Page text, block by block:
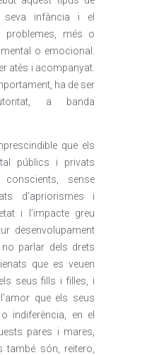
seva infància i el
problemes, més o
o emocional.
atès i acompanyat.
ha de ser
a banda
que els
públics i privats
conscients, sense
d’apriorismes i
i l’impacte greu
desenvolupament
no parlar dels drets
que es veuen
seus fills i filles, i
que els seus
indiferència, en el
pares i mares,
també són, reitero,